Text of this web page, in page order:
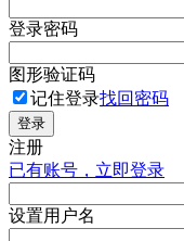
登录密码
图形验证码
记住登录找回密码
登录
注册
已有账号，立即登录
设置用户名